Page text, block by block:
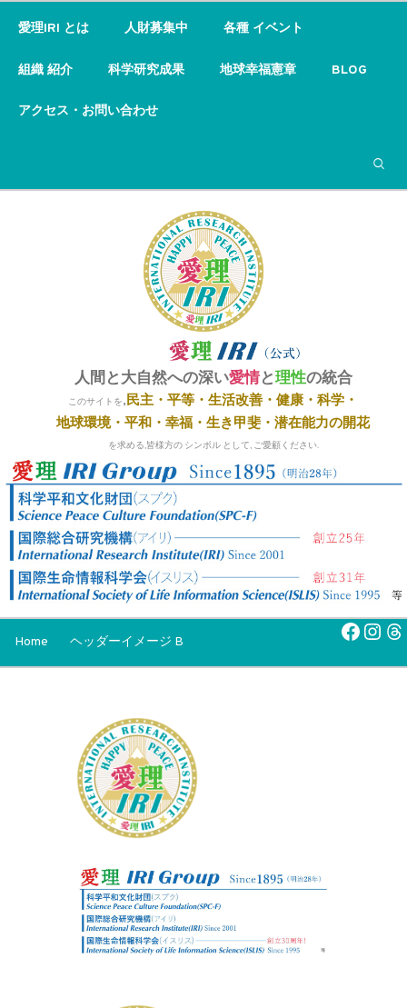
愛理IRI とは 人財募集中 各種 イベント
組織 紹介 科学研究成果 地球幸福憲章 BLOG
アクセス・お問い合わせ
人間と大自然への深い愛情と理性の統合
このサイトを,民主・平等・ 生活改善・健康・科学・
地球環境・平和・幸福・生き甲斐・ 潜在能力の開花
を求める,皆様方の シンボル として, ご愛顧ください.
Home ヘッダーイメージ B